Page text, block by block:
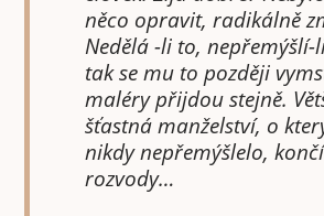
něco opravit, radikálně
Nedělá -li to, nepřemýšlí-
tak se mu to později
maléry přijdou stejně.
šťastná manželství, o
nikdy nepřemýšlelo,
rozvody…